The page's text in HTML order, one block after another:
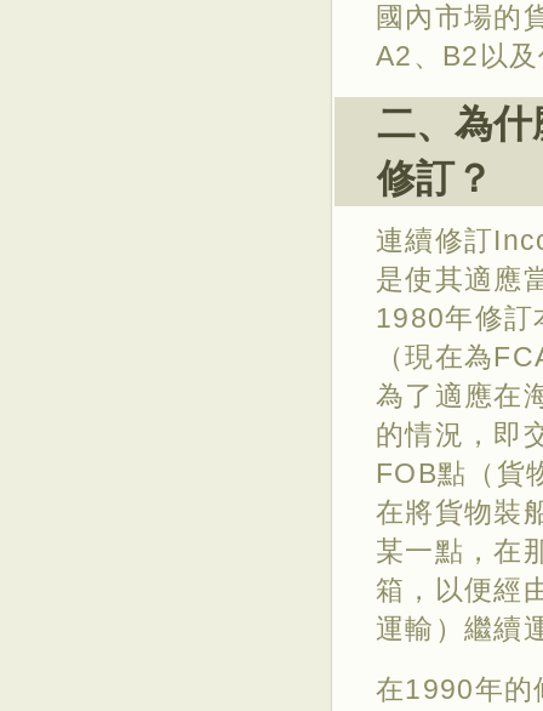
國內市場的
A2、B2以
二、為
修訂？
連續修訂
是使其適應
1980年修訂
（現在為
為了適應在
的情況，即
FOB點（貨
在將貨物裝
某一點，在
箱，以便經
運輸）繼續
在1990年的